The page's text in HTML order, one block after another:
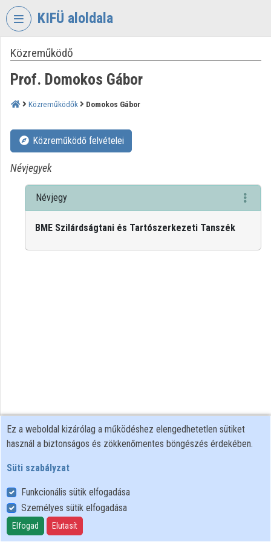
Fejléc kihagyása
KIFÜ aloldala
VIDEOTORIUM
KORMÁNYZATI
INFORMATIKAI
ÜGYNÖKSÉG
Intézményi kezdőlap
Intézményi felfedezés
Kategóriák
Közreműködő
Prof. Domokos Gábor
Közreműködők Domokos Gábor
Közreműködő felvételei
Névjegyek
Névjegy
BME Szilárdságtani és Tartószerkezeti Tanszék
Felhasználói szabályzat
Adatkezelési tájékoztató
Süti szabályzat
Ez a weboldal kizárólag a működéshez elengedhetetlen sütiket
használ a biztonságos és zökkenőmentes böngészés érdekében.
Süti szabályzat
Funkcionális sütik elfogadása
Személyes sütik elfogadása
Elfogad Elutasít